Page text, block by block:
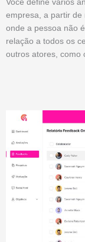
Você define vários
empresa, a partir de
onde a pessoa não
relação a todos os
outros atores, como